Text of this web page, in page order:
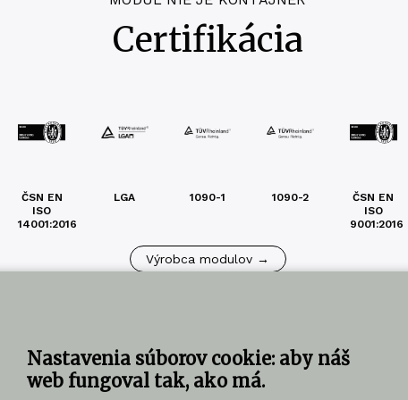
Nastavenia súborov cookie: aby náš
web fungoval tak, ako má.
Certifikácia
ČSN EN
ISO
14001:2016
LGA 1090-1 1090-2
ČSN EN
ISO
9001:2016
Výrobca modulov →